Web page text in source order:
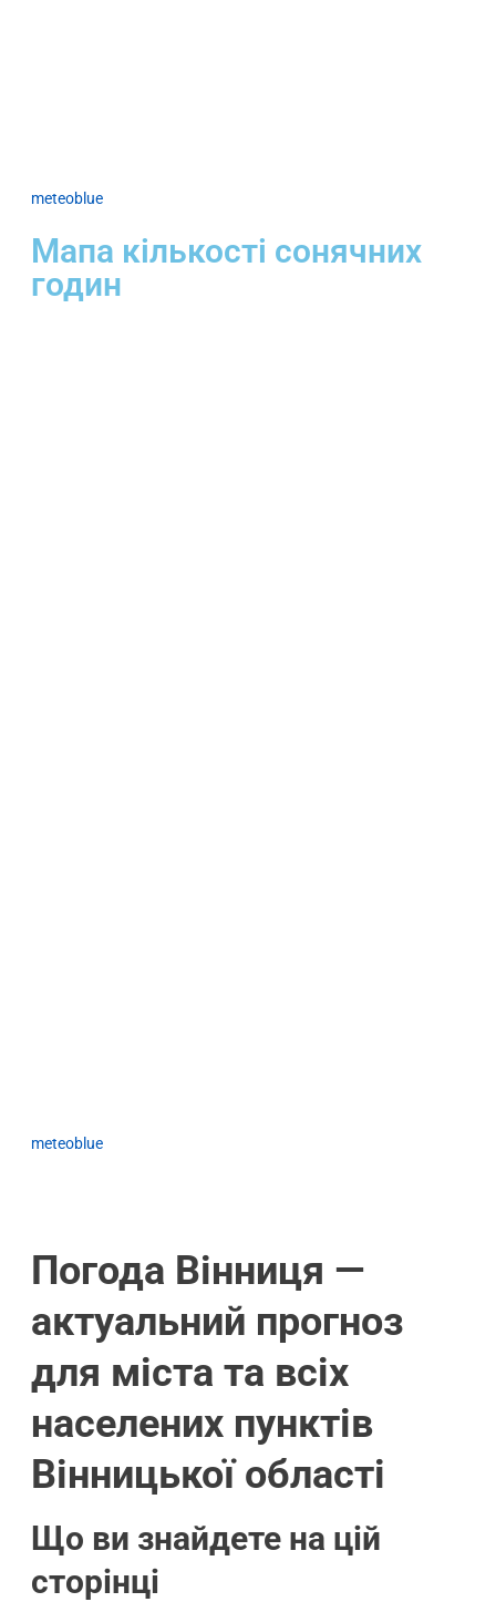
meteoblue
Мапа кількості сонячних
годин
meteoblue
Погода Вінниця —
актуальний прогноз
для міста та всіх
населених пунктів
Вінницької області
Що ви знайдете на цій
сторінці